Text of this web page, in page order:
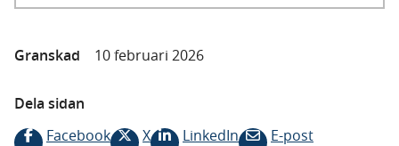
Granskad 10 februari 2026
Dela sidan
Facebook
X LinkedIn E-post